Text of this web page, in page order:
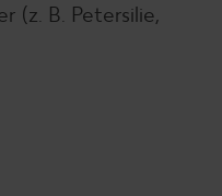
(z. B. Petersilie,